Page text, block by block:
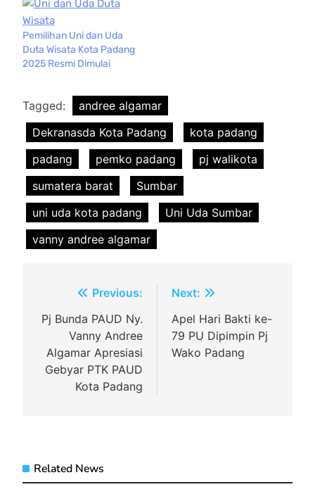
Pemilihan Uni dan Uda
Duta Wisata Kota Padang
2025 Resmi Dimulai
Tagged:
andree algamar
Dekranasda Kota Padang
kota padang
padang
pemko padang
pj walikota
sumatera barat
Sumbar
uni uda kota padang
Uni Uda Sumbar
vanny andree algamar
Navigasi
pos
Previous:
Pj Bunda PAUD Ny.
Vanny Andree
Algamar Apresiasi
Gebyar PTK PAUD
Kota Padang
Next:
Apel Hari Bakti ke-
79 PU Dipimpin Pj
Wako Padang
Related News